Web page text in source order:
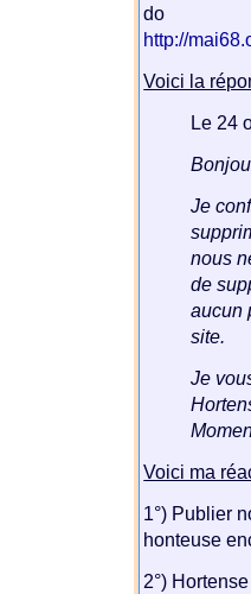
do
http://
Voici la
Le 24
Je
nous
de
aucun
site.
Je
Voici ma
1°) Publier
honteuse
2°)